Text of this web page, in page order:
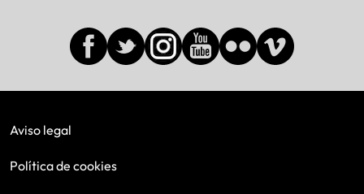
Aviso legal
Política de cookies